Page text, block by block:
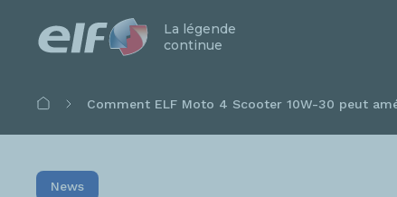
La légende
continue
Fil
Comment ELF Moto 4 Scooter 10W-30 peut
News